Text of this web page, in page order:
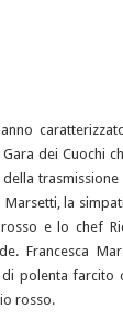
dei Cuochi
trasmissione
Marsetti, la
e lo chef
Francesca
polenta farcito
rosso.